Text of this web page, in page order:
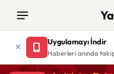
Uygulamayı İndir
Haberleri anında